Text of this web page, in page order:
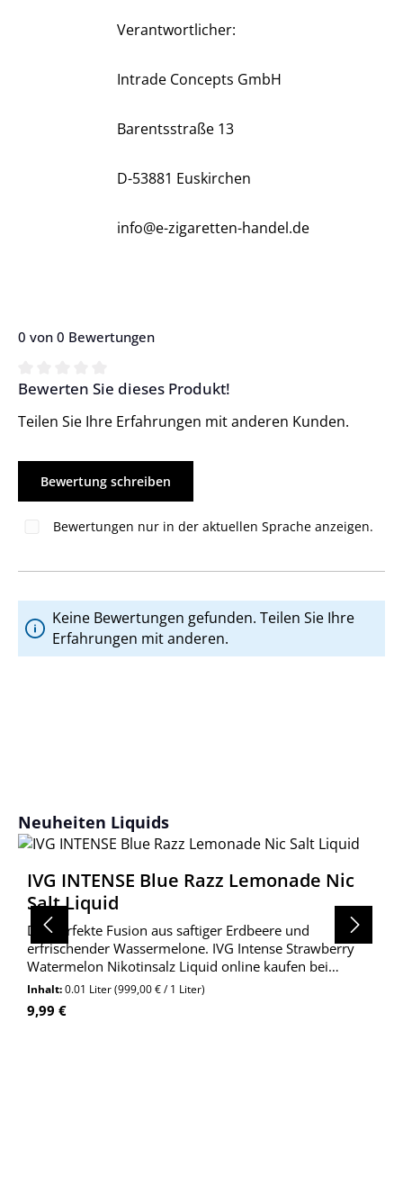
Verantwortlicher:
Intrade Concepts GmbH
Barentsstraße 13
D-53881 Euskirchen
info@e-zigaretten-handel.de
0 von 0 Bewertungen
Durchschnittliche Bewertung von 0 von 5 Sternen
Bewerten Sie dieses Produkt!
Teilen Sie Ihre Erfahrungen mit anderen Kunden.
Bewertung schreiben
Bewertungen nur in der aktuellen Sprache anzeigen.
Keine Bewertungen gefunden. Teilen Sie Ihre
Erfahrungen mit anderen.
Produktgalerie überspringen
Neuheiten Liquids
IVG INTENSE Blue Razz Lemonade Nic
Salt Liquid
Die perfekte Fusion aus saftiger Erdbeere und
erfrischender Wassermelone. IVG Intense Strawberry
Watermelon Nikotinsalz Liquid online kaufen bei
Wolkengarage!
Inhalt:0.01 Liter(999,00 € / 1 Liter)
Regulärer Preis:
9,99 €